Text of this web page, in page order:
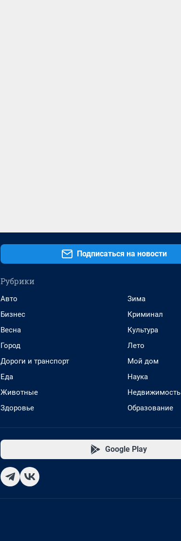
Подписаться на новости
Рубрики
Авто
Бизнес
Весна
Город
Дороги и транспорт
Еда
Животные
Здоровье
Зима
Криминал
Культура
Лето
Мой дом
Наука
Недвижимость
Образование
Google Play